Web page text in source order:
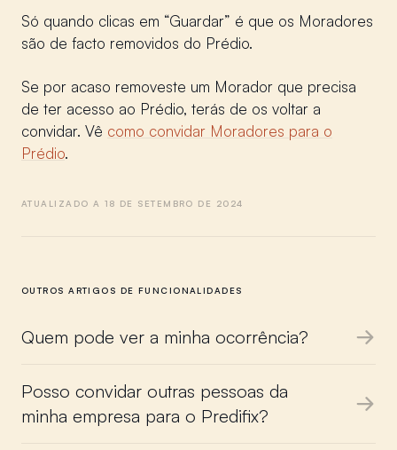
Só quando clicas em “Guardar” é que os Moradores
são de facto removidos do Prédio.
Se por acaso removeste um Morador que precisa
de ter acesso ao Prédio, terás de os voltar a
convidar. Vê como convidar Moradores para o
Prédio.
ATUALIZADO A 18 DE SETEMBRO DE 2024
OUTROS ARTIGOS DE FUNCIONALIDADES
Quem pode ver a minha ocorrência?
Posso convidar outras pessoas da
minha empresa para o Predifix?